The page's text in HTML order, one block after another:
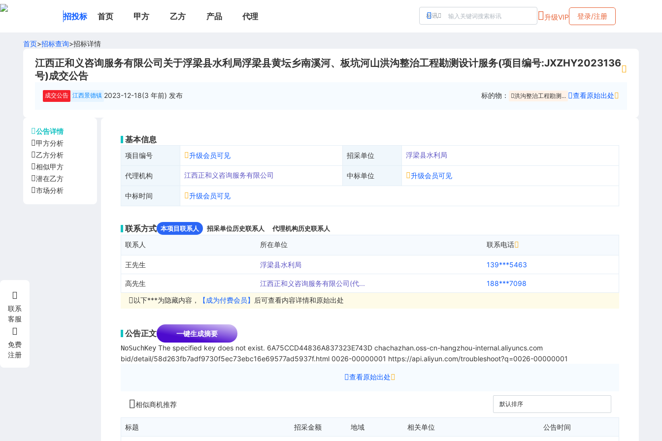
招投标 首页 甲方 乙方 产品 代理 标讯 升级VIP 登录/注册
首页>招标查询>招标详情
江西正和义咨询服务有限公司关于浮梁县水利局浮梁县黄坛乡南溪河、板坑河山洪沟整治工程勘测设计服务(项目编号:JXZHY2023136
号)成交公告
成交公告 江西景德镇 2023-12-18(3 年前) 发布 标的物： 洪沟整治工程勘测... 查看原始出处
公告详情
甲方分析
乙方分析
相似甲方
潜在乙方
市场分析
基本信息
项目编号 升级会员可见 招采单位 浮梁县水利局
代理机构 江西正和义咨询服务有限公司 中标单位 升级会员可见
中标时间 升级会员可见
联系方式 本项目联系人 招采单位历史联系人 代理机构历史联系人
联系人 所在单位 联系电话
王先生 浮梁县水利局 139***5463
高先生 江西正和义咨询服务有限公司(代...
188***7098
以下***为隐藏内容，
【成为付费会员】 后可查看内容详情和原始出处
公告正文 一键生成摘要
NoSuchKey The specified key does not exist. 6A75CCD44836A837323E743D chachazhan.oss-cn-hangzhou-internal.aliyuncs.com
bid/detail/58d263fb7adf9730f5ec73ebc16e69577ad5937f.html 0026-00000001 https://api.aliyun.com/troubleshoot?q=0026-00000001
查看原始出处
相似商机推荐
标题 招采金额 地域 相关单位 公告时间
联系
客服
免费
注册